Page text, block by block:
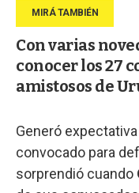
Con varias
conocer los 27
amistosos de
Generó
convocado para
sorprendió cuando